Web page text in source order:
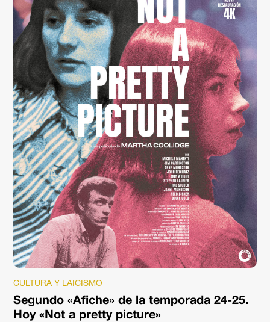
CULTURA Y LAICISMO
Segundo «Afiche» de la temporada 24-25.
Hoy «Not a pretty picture»